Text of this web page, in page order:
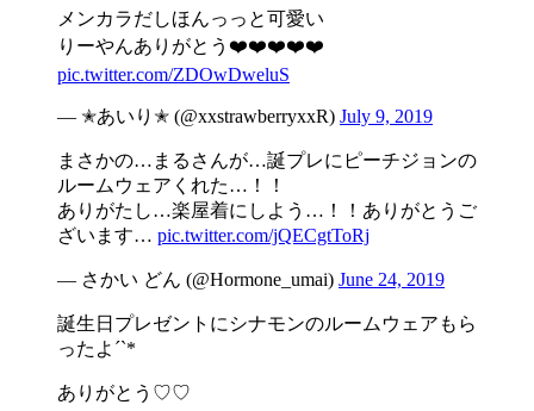
メンカラだしほんっっと可愛い
りーやんありがとう❤️❤️❤️❤️❤️
pic.twitter.com/ZDOwDweluS
— ✭あいり✭ (@xxstrawberryxxR) July 9, 2019
まさかの…まるさんが…誕プレにピーチジョンの
ルームウェアくれた…！！
ありがたし…楽屋着にしよう…！！ありがとうご
ざいます… pic.twitter.com/jQECgtToRj
— さかい どん (@Hormone_umai) June 24, 2019
誕生日プレゼントにシナモンのルームウェアもら
ったよ´`*
ありがとう♡♡